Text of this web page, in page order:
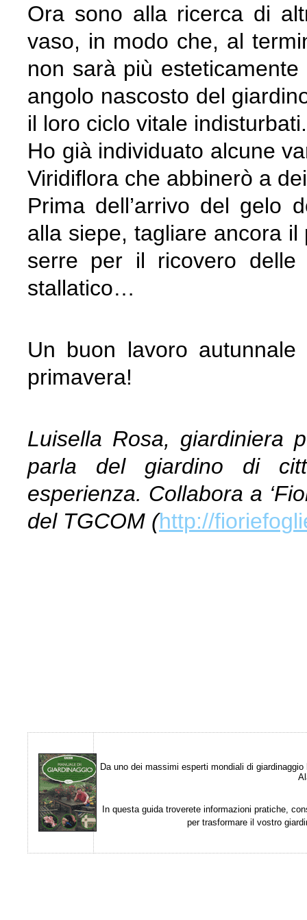
Ora sono alla ricerca di
vaso, in modo che, al
non sarà più
angolo nascosto del
il loro ciclo vitale indisturbati.
Ho già individuato alcune
Viridiflora che abbinerò a
Prima dell’arrivo del gelo
alla siepe, tagliare ancora
serre per il ricovero delle
stallatico…
Un buon lavoro
primavera!
Luisella Rosa, giardiniera
parla del giardino di
esperienza. Collabora a
del TGCOM (http://
Da uno dei massimi esperti mondiali di
In questa guida troverete informazioni pratiche,
per trasformare il vostro